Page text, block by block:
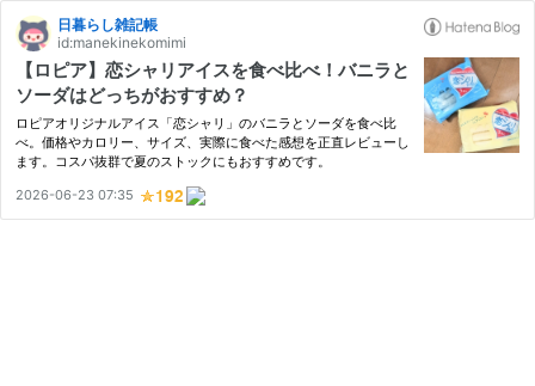
日暮らし雑記帳
id:manekinekomimi
【ロピア】恋シャリアイスを食べ比べ！バニラと
ソーダはどっちがおすすめ？
ロピアオリジナルアイス「恋シャリ」のバニラとソーダを食べ比
べ。価格やカロリー、サイズ、実際に食べた感想を正直レビューし
ます。コスパ抜群で夏のストックにもおすすめです。
2026-06-23 07:35